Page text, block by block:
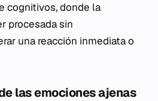
cognitivos, donde la
procesada sin
una reacción inmediata o
las emociones ajenas